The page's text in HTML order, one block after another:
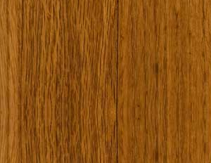
Фото галерия